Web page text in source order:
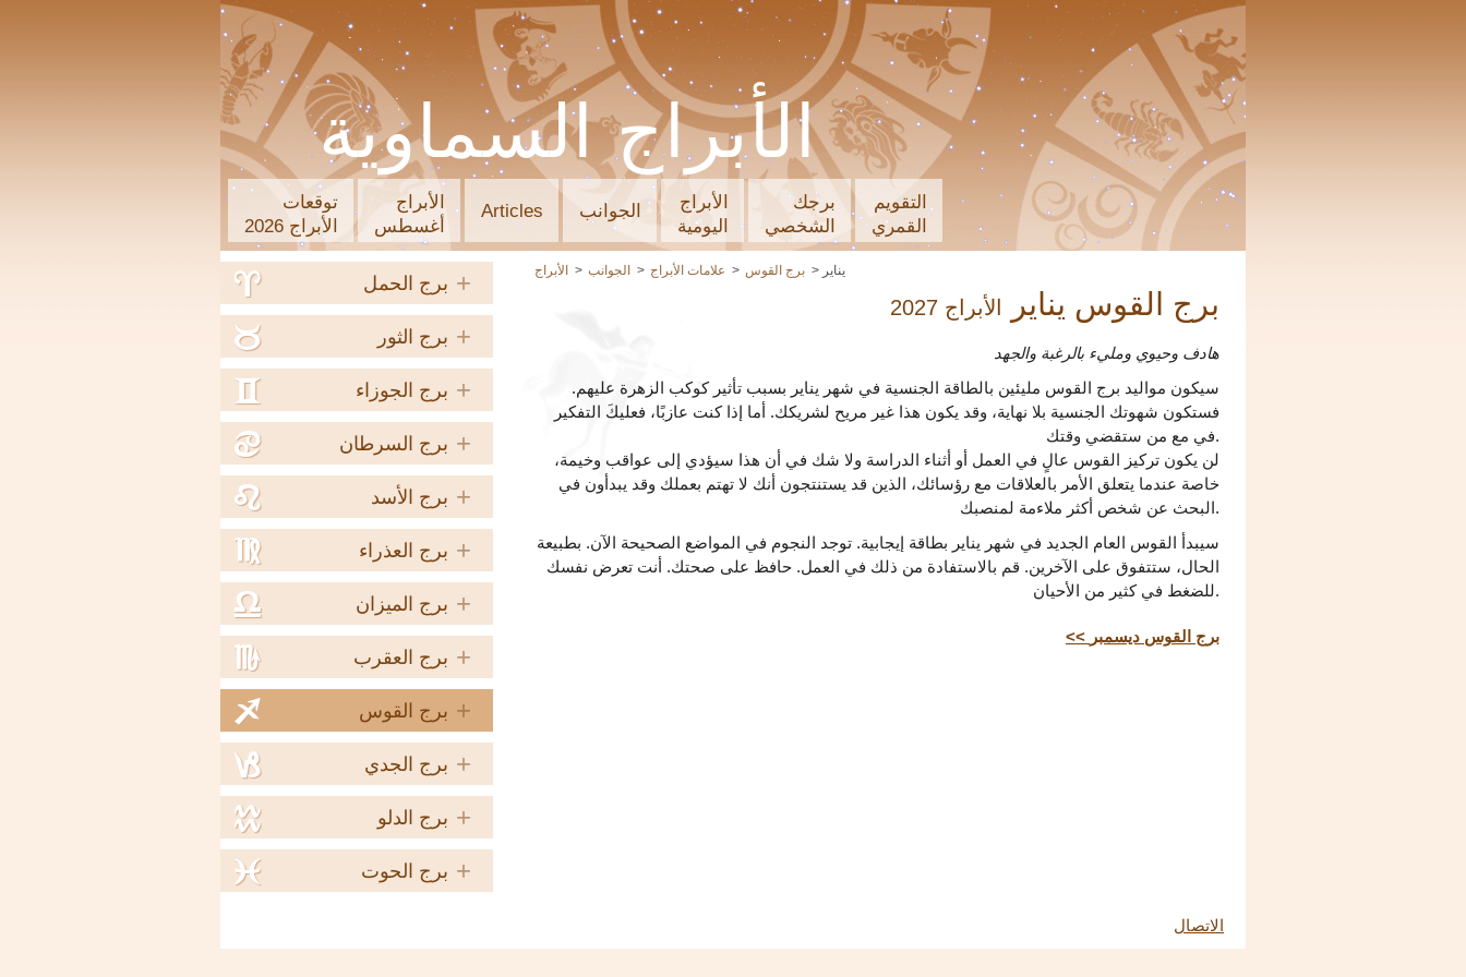
الأبراج السماوية
توقعات
الأبراج 2026
الأبراج
أغسطس
Articles الجوانب
الأبراج
اليومية
برجك
الشخصي
التقويم
القمري
+ برج الحمل a
+ برج الثور b
+ برج الجوزاء c
+ برج السرطان d
+ برج الأسد e
+ برج العذراء f
+ برج الميزان g
+ برج العقرب h
+ برج القوس i
+ برج الجدي j
+ برج الدلو k
+ برج الحوت l
الأبراج الجوانب علامات الأبراج برج القوس يناير
برج القوس يناير الأبراج 2027
هادف وحيوي ومليء بالرغبة والجهد
سيكون مواليد برج القوس مليئين بالطاقة الجنسية في شهر يناير بسبب تأثير كوكب الزهرة عليهم.
فستكون شهوتك الجنسية بلا نهاية، وقد يكون هذا غير مريح لشريكك. أما إذا كنت عازبًا، فعليكَ التفكير
في مع من ستقضي وقتك.
لن يكون تركيز القوس عالٍ في العمل أو أثناء الدراسة ولا شك في أن هذا سيؤدي إلى عواقب وخيمة،
خاصة عندما يتعلق الأمر بالعلاقات مع رؤسائك، الذين قد يستنتجون أنك لا تهتم بعملك وقد يبدأون في
البحث عن شخص أكثر ملاءمة لمنصبك.
سيبدأ القوس العام الجديد في شهر يناير بطاقة إيجابية. توجد النجوم في المواضع الصحيحة الآن. بطبيعة
الحال، ستتفوق على الآخرين. قم بالاستفادة من ذلك في العمل. حافظ على صحتك. أنت تعرض نفسك
للضغط في كثير من الأحيان.
<< برج القوس ديسمبر
الاتصال